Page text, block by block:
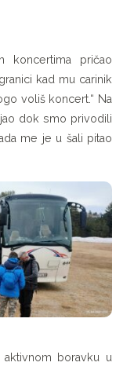
koncertima pričao
kad mu carinik
voliš koncert.“ Na
dok smo privodili
me je u šali pitao
boravku u